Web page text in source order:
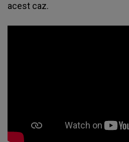
acest caz.